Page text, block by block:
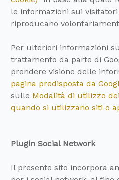
le informazioni sui
riproducano
Per ulteriori informazioni
trattamento da parte di
prendere visione delle
pagina predisposta da
sulle Modalità di utilizzo
quando si utilizzano siti o
Plugin Social Network
Il presente sito incorpora